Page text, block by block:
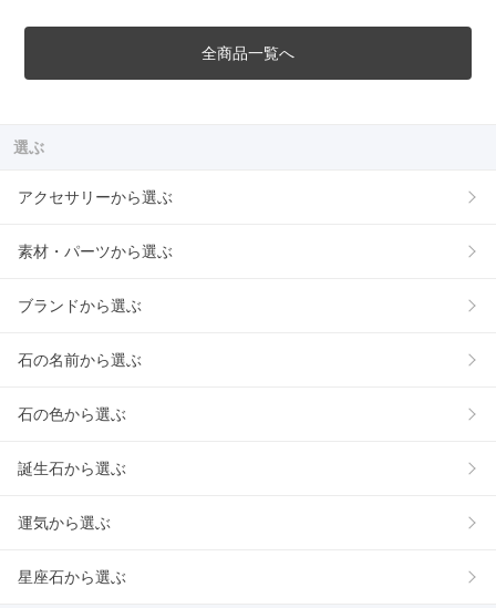
全商品一覧へ
選ぶ
アクセサリーから選ぶ
素材・パーツから選ぶ
ブランドから選ぶ
石の名前から選ぶ
石の色から選ぶ
誕生石から選ぶ
運気から選ぶ
星座石から選ぶ